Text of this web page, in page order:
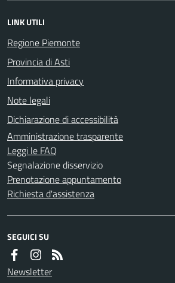
LINK UTILI
Regione Piemonte
Provincia di Asti
Informativa privacy
Note legali
Dichiarazione di accessibilità
Amministrazione trasparente
Leggi le FAQ
Segnalazione disservizio
Prenotazione appuntamento
Richiesta d'assistenza
SEGUICI SU
Newsletter